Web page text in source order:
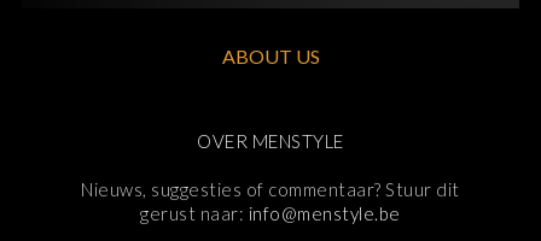
ABOUT US
OVER MENSTYLE
Nieuws, suggesties of commentaar? Stuur dit
gerust naar: info@menstyle.be